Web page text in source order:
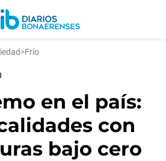
>Frío
en el país:
con
bajo cero